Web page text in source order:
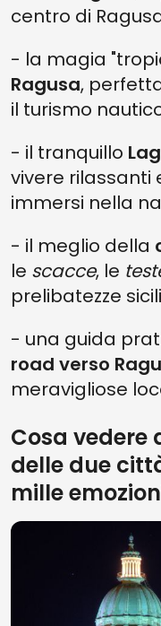
centro di
- la magia
Ragusa,
il turismo
- il tranquillo
vivere rilassanti
immersi nella
- il meglio della
le scacce, le
prelibatezze
- una guida
road verso
meravigliose
Cosa vedere
delle due
mille